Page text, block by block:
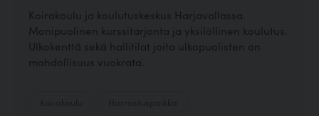
Koirakoulu ja koulutuskeskus Harjavallassa.
Monipuolinen kurssitarjonta ja yksilöllinen koulutus.
Ulkokenttä sekä hallitilat joita ulkopuolisten on
mahdollisuus vuokrata.